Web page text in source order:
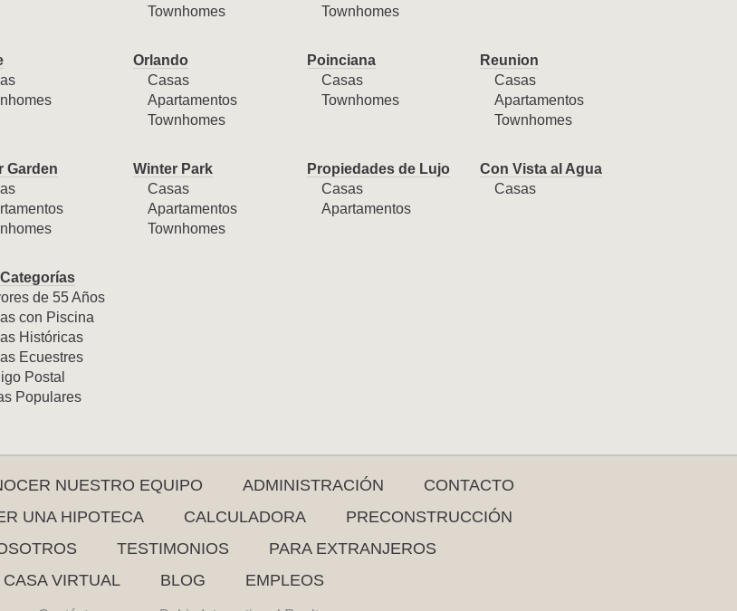
Townhomes
Townhomes
Orlando
Casas
Apartamentos
Townhomes
Poinciana
Casas
Townhomes
Reunion
Casas
Apartamentos
Townhomes
Garden
Winter Park
Casas
Apartamentos
Townhomes
Propiedades de Lujo
Casas
Apartamentos
Con Vista al Agua
Casas
de 55 Años
con Piscina
Históricas
Ecuestres
Postal
Populares
NUESTRO EQUIPO ADMINISTRACIÓN
CONTACTO
UNA HIPOTECA CALCULADORA
PRECONSTRUCCIÓN
TESTIMONIOS
PARA EXTRANJEROS
VIRTUAL
BLOG EMPLEOS